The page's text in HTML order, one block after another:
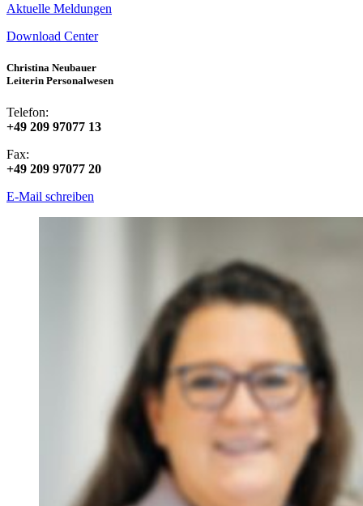
Aktuelle Meldungen
Download Center
Christina Neubauer
Leiterin Personalwesen
Telefon:
+49 209 97077 13
Fax:
+49 209 97077 20
E-Mail schreiben